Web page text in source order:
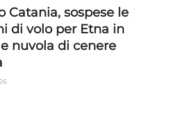
Catania, sospese le
di volo per Etna in
nuvola di cenere